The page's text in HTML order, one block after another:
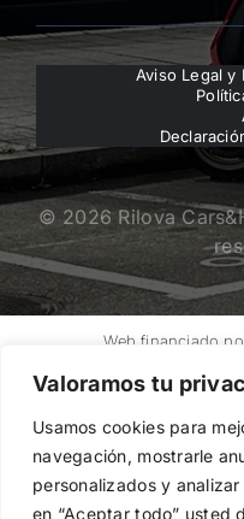
Valoramos tu
Usamos cookies para
navegación, mostrarle
personalizados y
en “Aceptar todo” usted
Aviso Legal y
© 2026 Rilova
Web financiado